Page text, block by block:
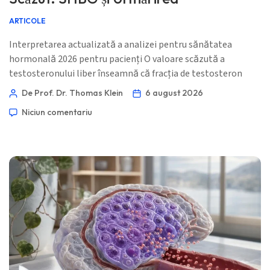
ARTICOLE
Interpretarea actualizată a analizei pentru sănătatea
hormonală 2026 pentru pacienți O valoare scăzută a
testosteronului liber înseamnă că fracția de testosteron
disponibilă pentru țesuturi poate fi redusă, chiar și atunci
trebuie confirmat cu metoda potrivită, momentul dimineții,
De Prof. Dr. Thomas Klein
6 august 2026
Niciun comentariu